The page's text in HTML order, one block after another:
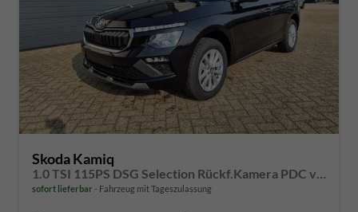
Skoda Kamiq
1.0 TSI 115PS DSG Selection Rückf.Kamera PDC v+h Sitzheizung Klimaautomatik Skoda-Radio Apple CarPlay + Android Auto Tempomat Garantieverlängerung 16"LM
sofort lieferbar Fahrzeug mit Tageszulassung